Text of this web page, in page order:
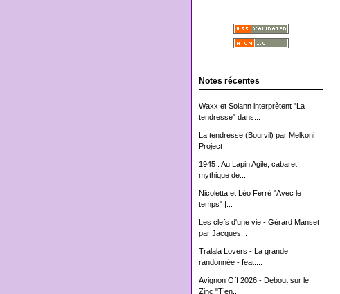
Notes récentes
Waxx et Solann interprètent "La
tendresse" dans...
La tendresse (Bourvil) par Melkoni
Project
1945 : Au Lapin Agile, cabaret
mythique de...
Nicoletta et Léo Ferré "Avec le
temps" |...
Les clefs d'une vie - Gérard Manset
par Jacques...
Tralala Lovers - La grande
randonnée - feat....
Avignon Off 2026 - Debout sur le
Zinc "T’en...